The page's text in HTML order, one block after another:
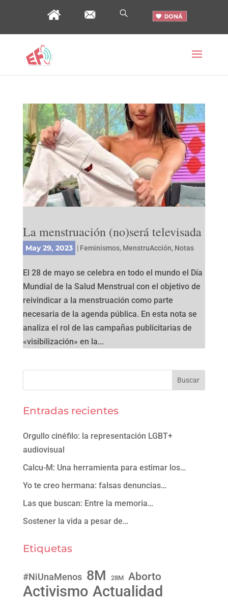
La menstruación (no)será televisada
May 29, 2023 | Feminismos, MenstruAcción, Notas
El 28 de mayo se celebra en todo el mundo el Día
Mundial de la Salud Menstrual con el objetivo de
reivindicar a la menstruación como parte
necesaria de la agenda pública. En esta nota se
analiza el rol de las campañas publicitarias de
«visibilización» en la...
Entradas recientes
Orgullo cinéfilo: la representación LGBT+
audiovisual
Calcu-M: Una herramienta para estimar los…
Yo te creo hermana: falsas denuncias…
Las que buscan: Entre la memoria…
Sostener la vida a pesar de…
Etiquetas
#NiUnaMenos 8M 28M Aborto
Activismo Actualidad